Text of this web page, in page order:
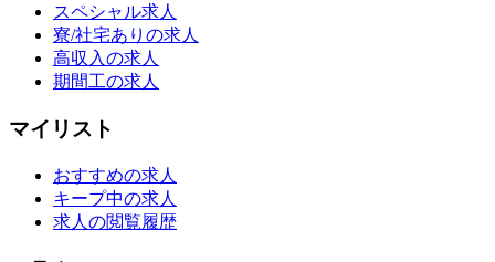
スペシャル求人
寮/社宅ありの求人
高収入の求人
期間工の求人
マイリスト
おすすめの求人
キープ中の求人
求人の閲覧履歴